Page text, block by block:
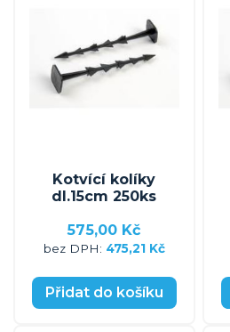
Kotvící kolíky
dl.15cm 250ks
575,00 Kč
475,21 Kč
Přidat do košíku